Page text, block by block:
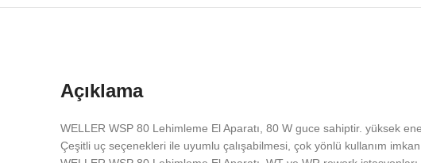
Açıklama
WELLER WSP 80 Lehimleme El Aparatı, 80 W guce sahiptir. yüksek
Çeşitli uç seçenekleri ile uyumlu çalışabilmesi, çok yönlü kullanım